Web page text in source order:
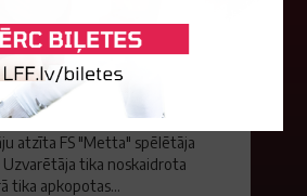
"LuckyBet" SFL
Zviedre
Sieviešu futbola līgas jūnija
atzīta FS "Metta" spēlētāja
tika noskaidrota
tika apkopotas...